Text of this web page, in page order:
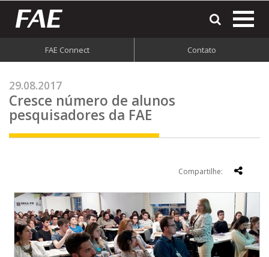
FAE Connect Contato
29.08.2017
Cresce número de alunos
pesquisadores da FAE
Compartilhe: